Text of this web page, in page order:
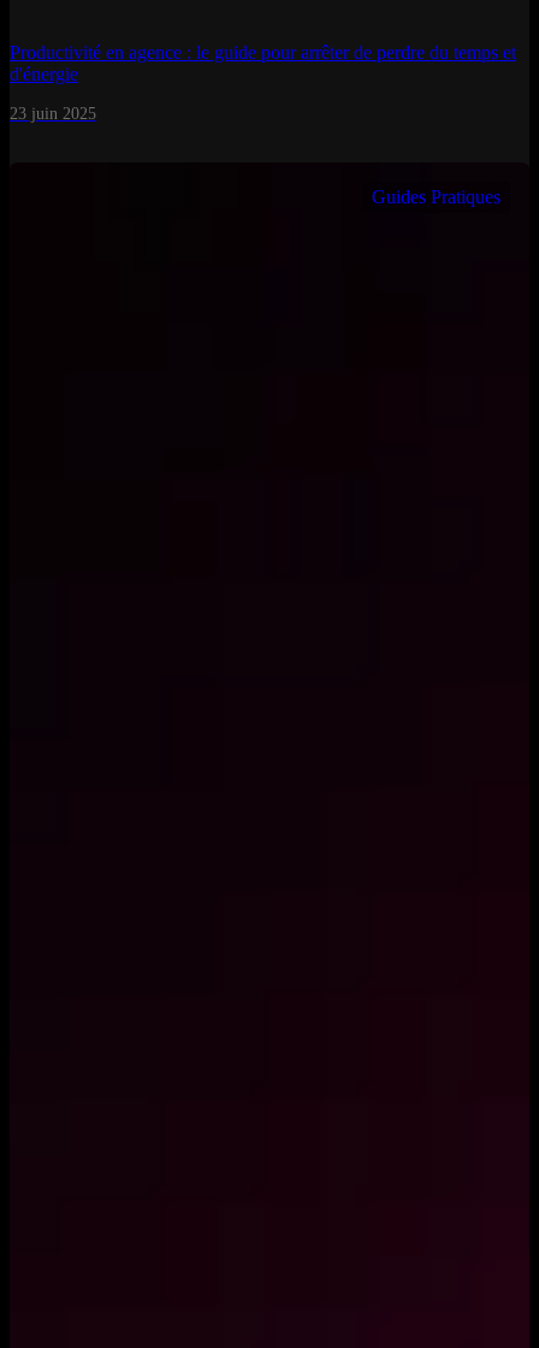
Productivité en agence : le guide pour arrêter de perdre du temps et
d'énergie
23 juin 2025
Guides Pratiques